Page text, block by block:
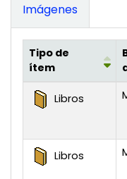
Imágenes
Existencias
Tipo de
ítem
Libros
Libros